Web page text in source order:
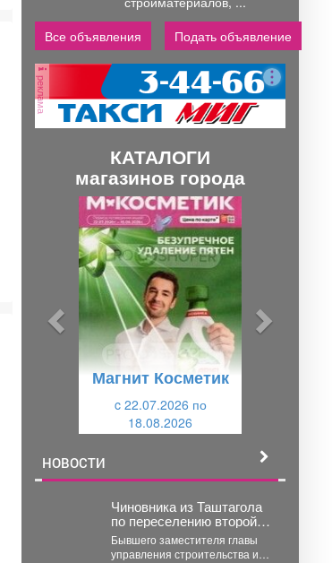
Все объявления
Подать объявление
реклама
КАТАЛОГИ
магазинов города
Магнит Косметик
c 22.07.2026 по
18.08.2026
НОВОСТИ
Чиновника из Таштагола
по переселению второй
раз за месяц обвиняют в
халатности
Бывшего заместителя главы
управления строительства и